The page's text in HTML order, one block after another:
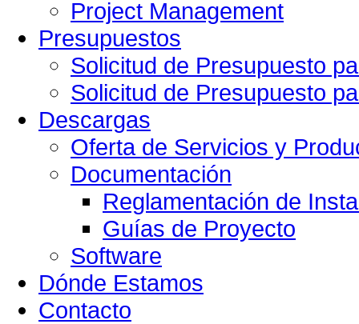
Project Management
Presupuestos
Solicitud de Presupuesto
Solicitud de Presupuesto
Descargas
Oferta de Servicios y
Documentación
Reglamentación de
Guías de Proyecto
Software
Dónde Estamos
Contacto